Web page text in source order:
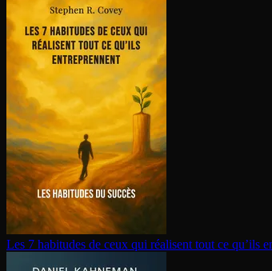
Les 7 habitudes de ceux qui réalisent tout ce qu’ils